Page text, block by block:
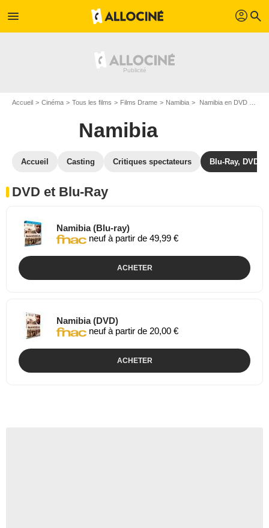
menu profil search
Accueil Cinéma Tous les films Films Drame Namibia Namibia en DVD Blu Ray
Namibia
Accueil Casting Critiques spectateurs Blu-Ray, DVD
DVD et Blu-Ray
Namibia (Blu-ray)
neuf à partir de 49,99 €
ACHETER
Namibia (DVD)
neuf à partir de 20,00 €
ACHETER